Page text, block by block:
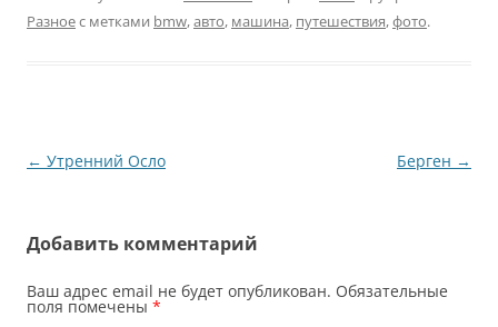
тонкая…
Разноес метками bmw,авто, машина, путешествия,фото.
Навигация
← Утренний Осло Берген →
Добавить комментарий
Ваш адрес email не будет опубликован. Обязательные
поля помечены *